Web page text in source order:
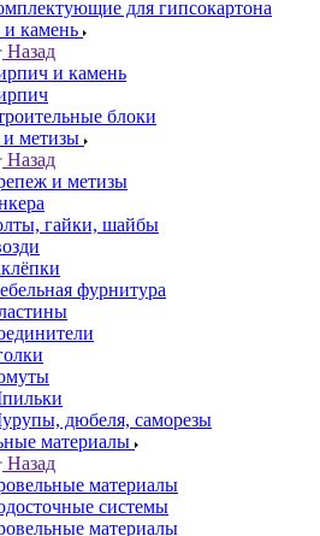
для гипсокартона
камень
Назад
и камень
блоки
метизы
Назад
и метизы
гайки, шайбы
фурнитура
дюбеля, саморезы
материалы
Назад
материалы
системы
материалы